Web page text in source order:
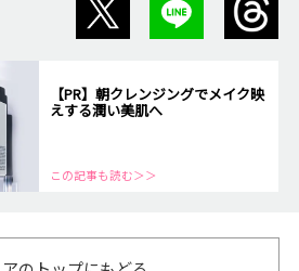
【PR】朝クレンジングでメイク映
えする潤い美肌へ
この記事も読む＞＞